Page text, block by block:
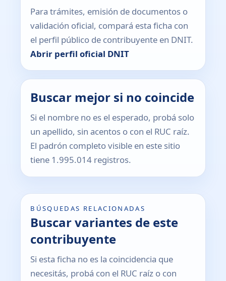
Para trámites, emisión de documentos o
validación oficial, compará esta ficha con
el perfil público de contribuyente en DNIT.
Abrir perfil oficial DNIT
Buscar mejor si no coincide
Si el nombre no es el esperado, probá solo
un apellido, sin acentos o con el RUC raíz.
El padrón completo visible en este sitio
tiene 1.995.014 registros.
BÚSQUEDAS RELACIONADAS
Buscar variantes de este
contribuyente
Si esta ficha no es la coincidencia que
necesitás, probá con el RUC raíz o con